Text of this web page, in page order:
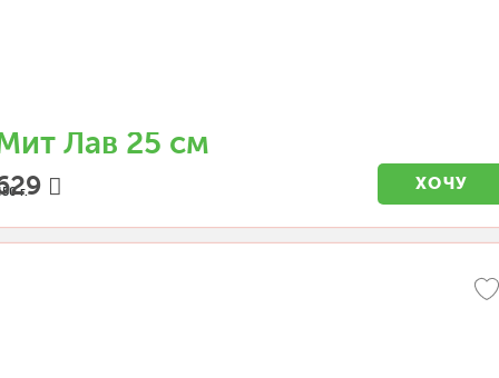
Лав 25 см
г. ХОЧУ